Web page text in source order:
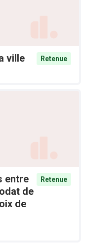
ville
Retenue
entre
de
de
Retenue